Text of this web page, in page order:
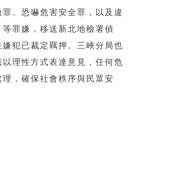
、恐嚇危害安全罪，以及違
罪嫌，移送新北地檢署偵
犯已裁定羈押。三峽分局也
理性方式表達意見，任何危
，確保社會秩序與民眾安